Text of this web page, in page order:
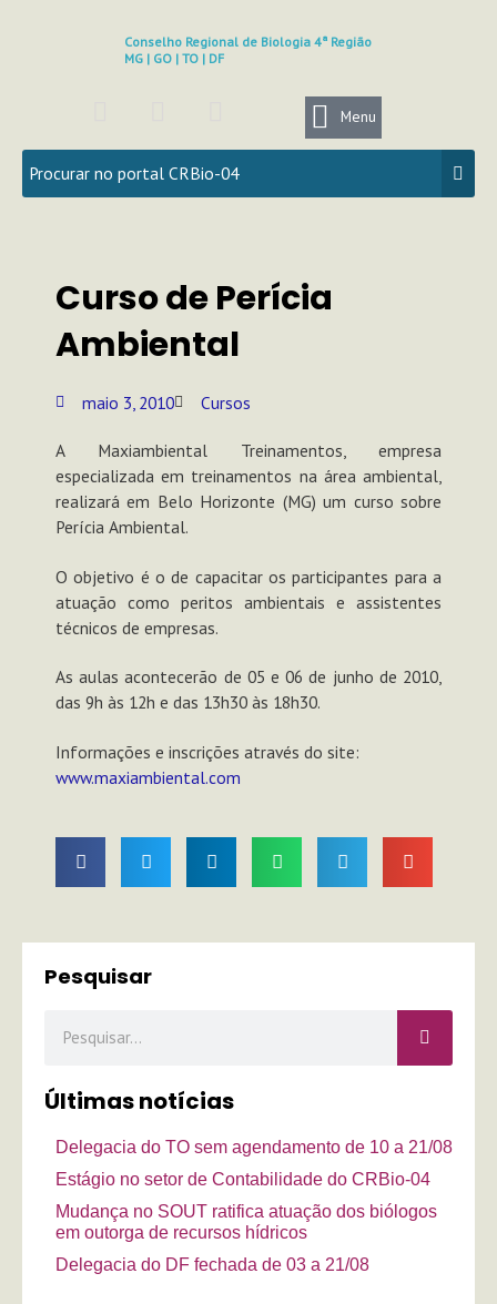
Conselho Regional de Biologia 4ª Região
MG | GO | TO | DF
c
e
b
k
s
t
a
m
u
t
u
Menu
Curso de Perícia
Ambiental
maio 3, 2010 Cursos
A Maxiambiental Treinamentos, empresa
especializada em treinamentos na área ambiental,
realizará em Belo Horizonte (MG) um curso sobre
Perícia Ambiental.
O objetivo é o de capacitar os participantes para a
atuação como peritos ambientais e assistentes
técnicos de empresas.
As aulas acontecerão de 05 e 06 de junho de 2010,
das 9h às 12h e das 13h30 às 18h30.
Informações e inscrições através do site:
www.maxiambiental.com
Pesquisar
Últimas notícias
Delegacia do TO sem agendamento de 10 a 21/08
Estágio no setor de Contabilidade do CRBio-04
Mudança no SOUT ratifica atuação dos biólogos
em outorga de recursos hídricos
Delegacia do DF fechada de 03 a 21/08